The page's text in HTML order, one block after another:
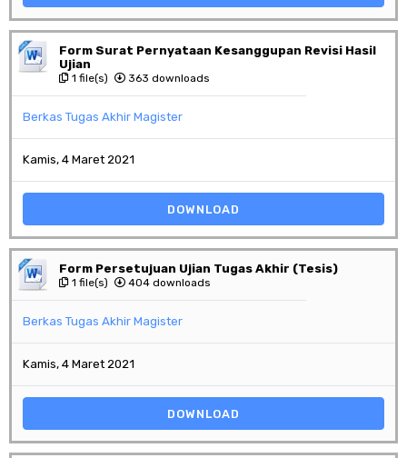
Form Surat Pernyataan Kesanggupan Revisi Hasil
Ujian
1 file(s) 363 downloads
Berkas Tugas Akhir Magister
Kamis, 4 Maret 2021
DOWNLOAD
Form Persetujuan Ujian Tugas Akhir (Tesis)
1 file(s) 404 downloads
Berkas Tugas Akhir Magister
Kamis, 4 Maret 2021
DOWNLOAD